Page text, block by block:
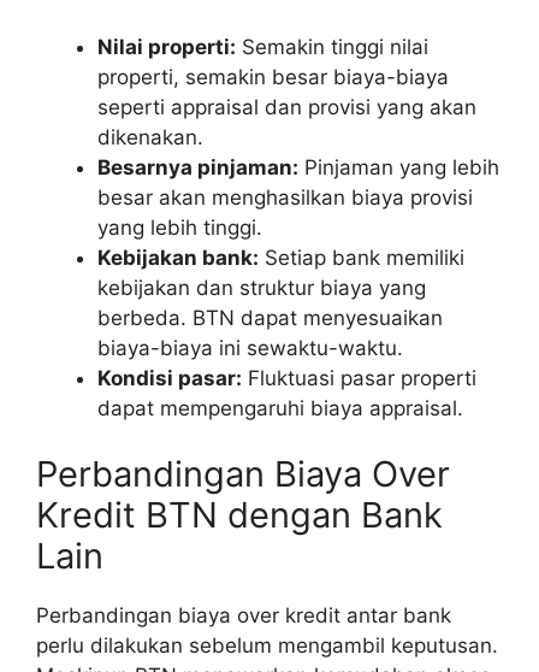
Nilai properti: Semakin tinggi nilai
properti, semakin besar biaya-biaya
seperti appraisal dan provisi yang akan
dikenakan.
Besarnya pinjaman: Pinjaman yang lebih
besar akan menghasilkan biaya provisi
yang lebih tinggi.
Kebijakan bank: Setiap bank memiliki
kebijakan dan struktur biaya yang
berbeda. BTN dapat menyesuaikan
biaya-biaya ini sewaktu-waktu.
Kondisi pasar: Fluktuasi pasar properti
dapat mempengaruhi biaya appraisal.
Perbandingan Biaya Over
Kredit BTN dengan Bank
Lain
Perbandingan biaya over kredit antar bank
perlu dilakukan sebelum mengambil keputusan.